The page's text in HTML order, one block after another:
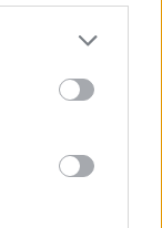
more Google
may click to
party tags to
below Google